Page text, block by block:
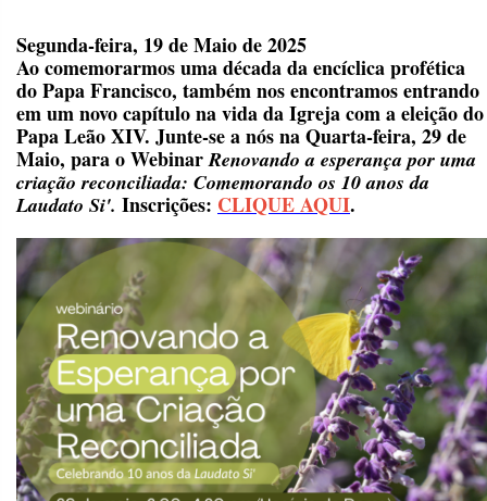
Segunda-feira, 19 de Maio de 2025
Ao comemorarmos uma década da encíclica profética
do Papa Francisco, também nos encontramos entrando
em um novo capítulo na vida da Igreja com a eleição do
Papa Leão XIV. Junte-se a nós na Quarta-feira, 29 de
Maio, para o WebinarRenovando a esperança por uma
criação reconciliada: Comemorando os 10 anos da
Laudato Si'. Inscrições: CLIQUE AQUI.